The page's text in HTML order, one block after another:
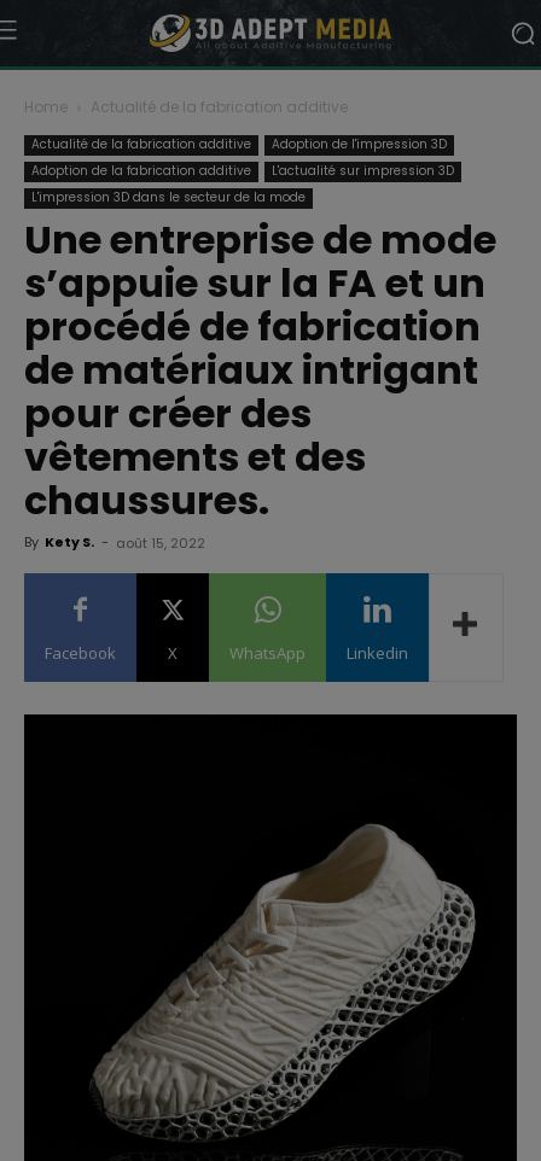
Home Actualité de la fabrication additive
Actualité de la fabrication additive
Adoption de l'impression 3D
Adoption de la fabrication additive
L'actualité sur impression 3D
L'impression 3D dans le secteur de la mode
Une entreprise de mode
s’appuie sur la FA et un
procédé de fabrication
de matériaux intrigant
pour créer des
vêtements et des
chaussures.
By Kety S. - août 15, 2022
Facebook X WhatsApp Linkedin